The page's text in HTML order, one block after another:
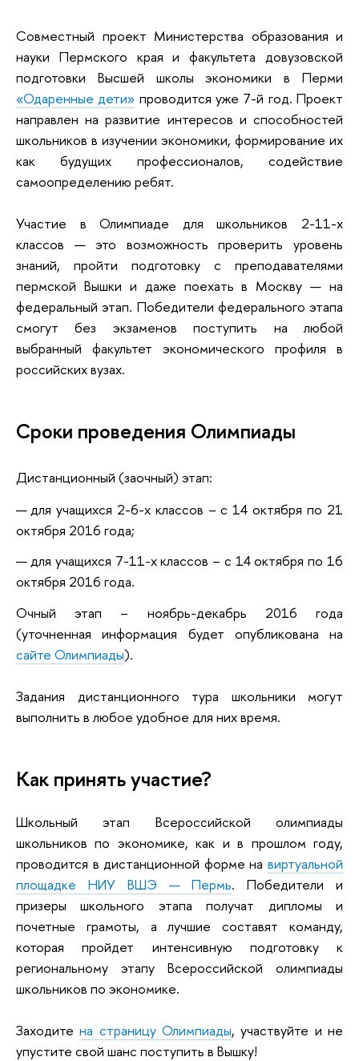
Совместный проект Министерства образования и
науки Пермского края и факультета довузовской
подготовки Высшей школы экономики в Перми
«Одаренные дети» проводится уже 7-й год. Проект
направлен на развитие интересов и способностей
школьников в изучении экономики, формирование их
как будущих профессионалов, содействие
самоопределению ребят.
Участие в Олимпиаде для школьников 2-11-х
классов — это возможность проверить уровень
знаний, пройти подготовку с преподавателями
пермской Вышки и даже поехать в Москву — на
федеральный этап. Победители федерального этапа
смогут без экзаменов поступить на любой
выбранный факультет экономического профиля в
российских вузах.
Сроки проведения Олимпиады
Дистанционный (заочный) этап:
для учащихся 2-6-х классов – с 14 октября по 21
октября 2016 года;
для учащихся 7-11-х классов – с 14 октября по 16
октября 2016 года.
Очный этап – ноябрь-декабрь 2016 года
(уточненная информация будет опубликована на
сайте Олимпиады).
Задания дистанционного тура школьники могут
выполнить в любое удобное для них время.
Как принять участие?
Школьный этап Всероссийской олимпиады
школьников по экономике, как и в прошлом году,
проводится в дистанционной форме на виртуальной
площадке НИУ ВШЭ — Пермь. Победители и
призеры школьного этапа получат дипломы и
почетные грамоты, а лучшиесоставят команду,
которая пройдет интенсивную подготовку к
региональному этапу Всероссийской олимпиады
школьников по экономике.
Заходитена страницу Олимпиады, участвуйте и не
упустите свой шанс поступить в Вышку!